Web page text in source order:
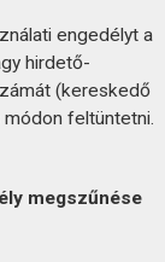
engedélyt a
hirdető-
(kereskedő
feltüntetni.
megszűnése